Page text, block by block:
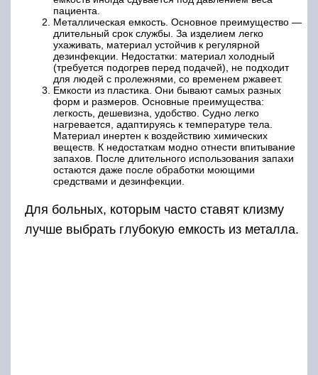
пациента.
Металлическая емкость. Основное преимущество —
длительный срок службы. За изделием легко
ухаживать, материал устойчив к регулярной
дезинфекции. Недостатки: материал холодный
(требуется подогрев перед подачей), не подходит
для людей с пролежнями, со временем ржавеет.
Емкости из пластика. Они бывают самых разных
форм и размеров. Основные преимущества:
легкость, дешевизна, удобство. Судно легко
нагревается, адаптируясь к температуре тела.
Материал инертен к воздействию химических
веществ. К недостаткам модно отнести впитывание
запахов. После длительного использования запахи
остаются даже после обработки моющими
средствами и дезинфекции.
Для больных, которым часто ставят клизму
лучше выбрать глубокую емкость из металла.